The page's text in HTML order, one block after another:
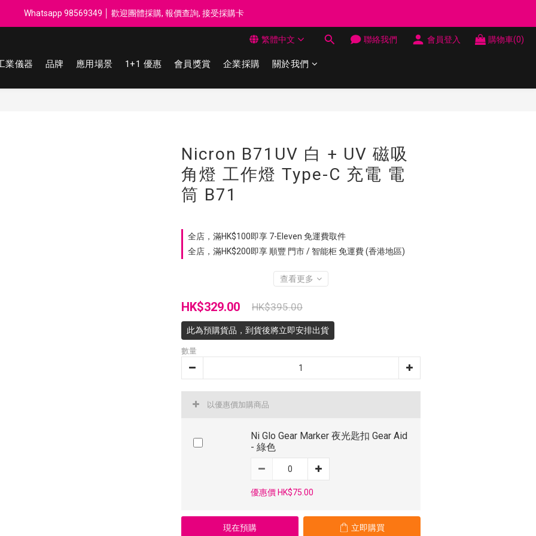
享每$50回贈$1 │ 滿HK$899 送 N-rit Campack Towel 吸汗毛巾 韓國制 送完即止
Whatsapp 98569349 │ 歡迎團體採購, 報價查詢, 接受採購卡
享每$50回贈$1 │ 滿HK$899 送 N-rit Campack Towel 吸汗毛巾 韓國制 送完即止
繁體中文 聯絡我們 會員登入 購物車(0)
業儀器 品牌 應用場景 1+1 優惠 會員獎賞 企業採購 關於我們
Nicron B71UV 白 + UV 磁吸
角燈 工作燈 Type-C 充電 電
筒 B71
全店，滿HK$100即享 7-Eleven 免運費取件
全店，滿HK$200即享 順豐 門市 / 智能柜 免運費 (香港地區)
查看更多
HK$329.00 HK$395.00
此為預購貨品，到貨後將立即安排出貨
數量
以優惠價加購商品
Ni Glo Gear Marker 夜光匙扣 Gear Aid
- 綠色
優惠價 HK$75.00
現在預購 立即購買